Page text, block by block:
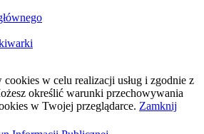
cookies w celu realizacji usług i zgodnie z
określić warunki przechowywania
w Twojej przeglądarce. Zamknij